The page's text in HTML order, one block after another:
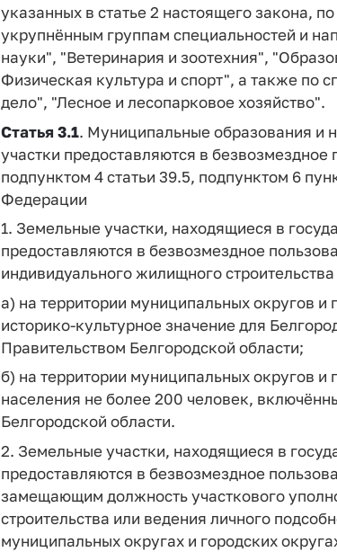
указанных в статье 2 настоящего закона,
укрупнённым группам специальностей и
науки", "Ветеринария и зоотехния",
Физическая культура и спорт", а также по
дело", "Лесное и лесопарковое хозяйство".
Статья 3.1. Муниципальные образования и
участки предоставляются в безвозмездное
подпунктом 4 статьи 39.5, подпунктом 6
Федерации
1. Земельные участки, находящиеся в
предоставляются в безвозмездное
индивидуального жилищного
а) на территории муниципальных округов
историко-культурное значение для
Правительством Белгородской области;
б) на территории муниципальных округов и
населения не более 200 человек,
Белгородской области.
2. Земельные участки, находящиеся в
предоставляются в безвозмездное
замещающим должность участкового
строительства или ведения личного
муниципальных округах и городских